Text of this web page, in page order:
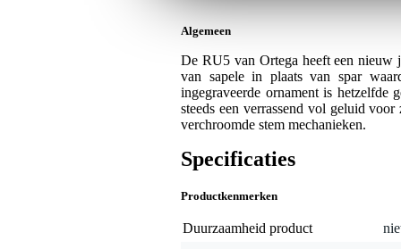
Algemeen
De RU5 van Ortega heeft een nieuw
van sapele in plaats van spar
ingegraveerde ornament is
steeds een verrassend vol geluid
verchroomde stem mechanieken.
Specificaties
Productkenmerken
Duurzaamheid product